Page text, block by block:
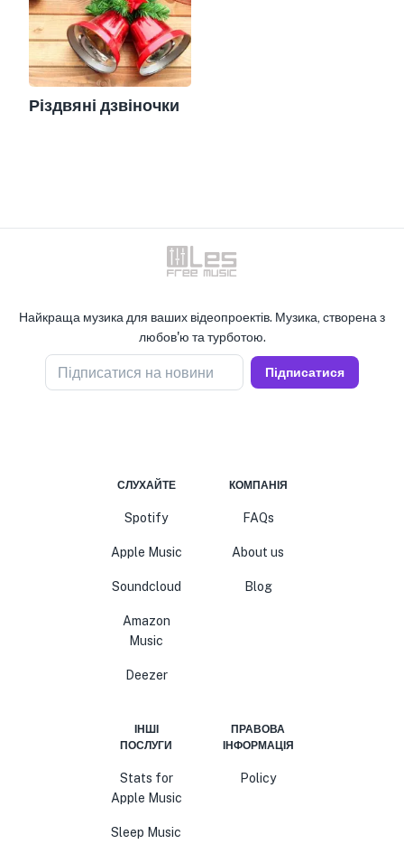
Різдвяні дзвіночки
Найкраща музика для ваших відеопроектів. Музика, створена з
любов'ю та турботою.
Підписатися на новини Підписатися
СЛУХАЙТЕ
Spotify
Apple Music
Soundcloud
Amazon
Music
Deezer
КОМПАНІЯ
FAQs
About us
Blog
ІНШІ
ПОСЛУГИ
Stats for
Apple Music
Sleep Music
ПРАВОВА
ІНФОРМАЦІЯ
Policy